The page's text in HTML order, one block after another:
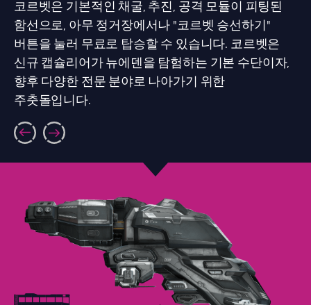
코르벳은 기본적인 채굴, 추진, 공격 모듈이 피팅된
함선으로, 아무 정거장에서나 "코르벳 승선하기"
버튼을 눌러 무료로 탑승할 수 있습니다. 코르벳은
신규 캡슐리어가 뉴에덴을 탐험하는 기본 수단이자,
향후 다양한 전문 분야로 나아가기 위한
주춧돌입니다.